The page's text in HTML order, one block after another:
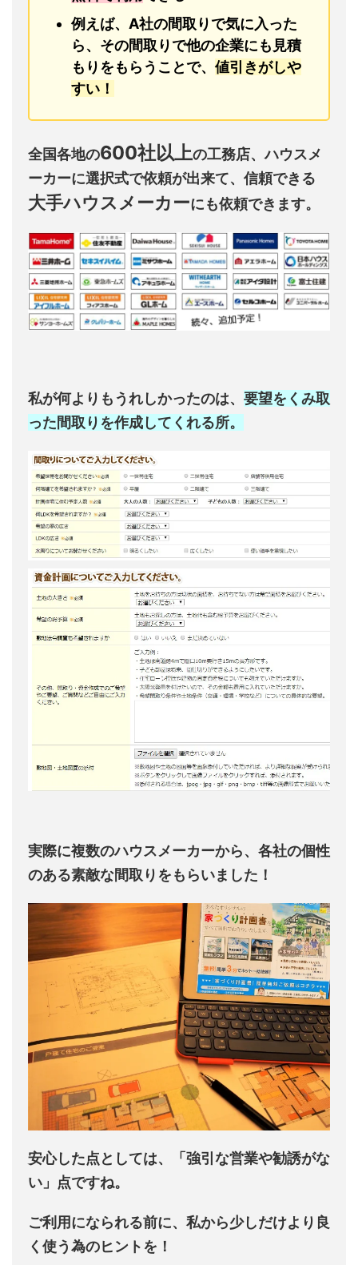
例えば、A社の間取りで気に入った
ら、その間取りで他の企業にも見積
もりをもらうことで、 値引きがしや
すい！
全国各地の600社以上の工務店、ハウスメ
ーカーに選択式で依頼が出来て、信頼できる
大手ハウスメーカーにも依頼できます。
私が何よりもうれしかったのは、 要望をくみ取
った間取りを作成してくれる所。
実際に複数のハウスメーカーから、各社の個性
のある素敵な間取りをもらいました！
安心した点としては、「強引な営業や勧誘がな
い 」点ですね。
ご利用になられる前に、私から少しだけより良
く使う為のヒントを！